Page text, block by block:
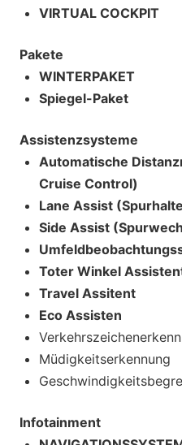
VIRTUAL COCKPIT
Pakete
WINTERPAKET
Spiegel-Paket
Assistenzsysteme
Automatische
Cruise Control)
Lane Assist
Side Assist
Toter Winkel
Travel Assitent
Eco Assisten
Müdigkeitserkennung
Infotainment